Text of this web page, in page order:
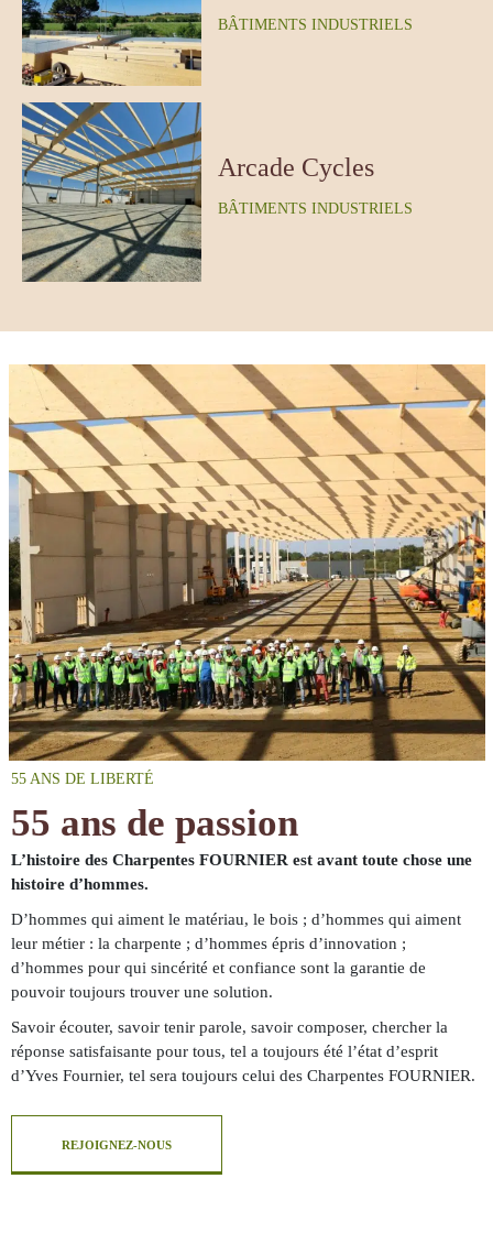
BÂTIMENTS INDUSTRIELS
Arcade Cycles
BÂTIMENTS INDUSTRIELS
55 ANS DE LIBERTÉ
55 ans de passion
L’histoire des Charpentes FOURNIER est avant toute chose une
histoire d’hommes.
D’hommes qui aiment le matériau, le bois ; d’hommes qui aiment
leur métier : la charpente ; d’hommes épris d’innovation ;
d’hommes pour qui sincérité et confiance sont la garantie de
pouvoir toujours trouver une solution.
Savoir écouter, savoir tenir parole, savoir composer, chercher la
réponse satisfaisante pour tous, tel a toujours été l’état d’esprit
d’Yves Fournier, tel sera toujours celui des Charpentes FOURNIER.
REJOIGNEZ-NOUS